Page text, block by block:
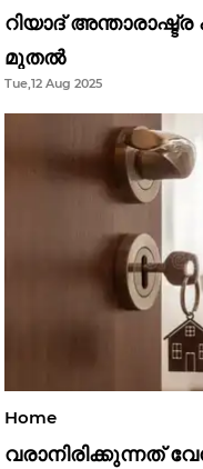
റിയാദ്
മുതൽ
Tue,12 Aug 2025
Home
വരാനിരിക്കുന്നത്